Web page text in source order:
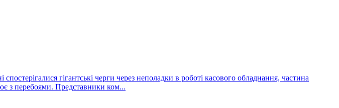
гігантські черги через неполадки в роботі касового обладнання, частина
з перебоями. Представники ком...